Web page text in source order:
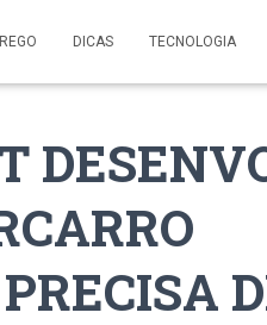
DICAS TECNOLOGIA